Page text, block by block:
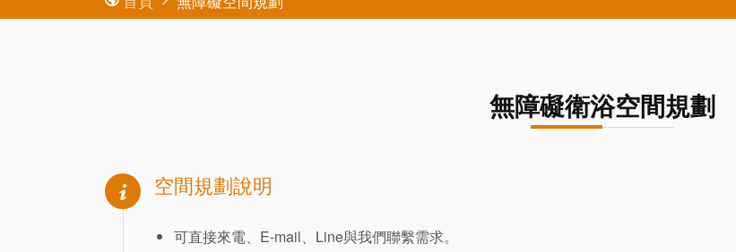
無障礙衛浴空間規劃
空間規劃說明
可直接來電、E-mail、Line與我們聯繫需求。